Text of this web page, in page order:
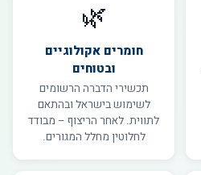
🌿
חומרים אקולוגיים
ובטוחים
תכשירי הדברה הרשומים
לשימוש בישראל ובהתאם
לתווית. לאחר הריצוף – מבודד
לחלוטין מחלל המגורים.